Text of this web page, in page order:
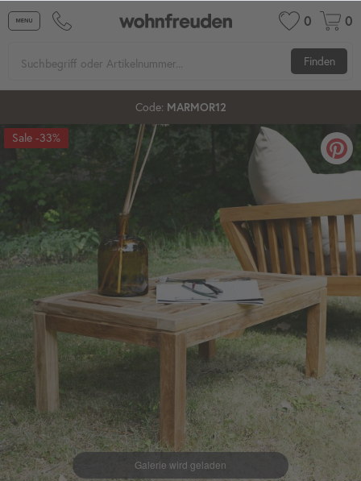
0 0
Finden
12%
Code: MARMOR12
70%
-33%